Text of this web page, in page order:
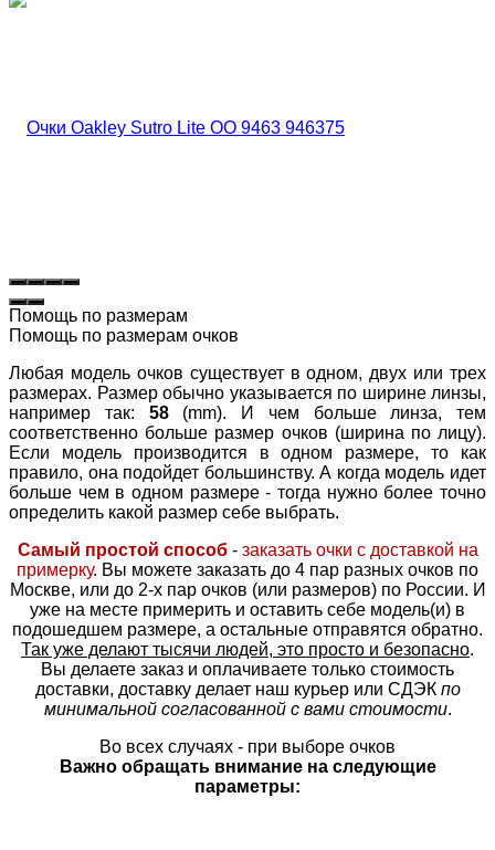
Помощь по размерам
Помощь по размерам очков
Любая модель очков существует в одном, двух или трех
размерах. Размер обычно указывается по ширине линзы,
например так: 58(mm). И чем больше линза, тем
соответственно больше размер очков (ширина по лицу).
Если модель производится в одном размере, то как
правило, она подойдет большинству. А когда модель идет
больше чем в одном размере - тогда нужно более точно
определить какой размер себе выбрать.
Самый простой способ- заказать очки с доставкой на
примерку. Вы можете заказать до 4 пар разных очков по
Москве, или до 2-х пар очков (или размеров) по России. И
уже на месте примерить и оставить себе модель(и) в
подошедшем размере, а остальные отправятся обратно.
Так уже делают тысячи людей, это просто и безопасно.
Вы делаете заказ и оплачиваете только стоимость
доставки, доставку делает наш курьер или СДЭК по
минимальной согласованной с вами стоимости.
Во всех случаях - при выборе очков
Важно обращать внимание на следующие
параметры: